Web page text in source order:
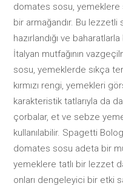
domates sosu, yemeklere
bir armağandır. Bu
hazırlandığı ve
İtalyan mutfağının
sosu, yemeklerde sıkça
kırmızı rengi, yemekleri
karakteristik tatlarıyla da
çorbalar, et ve sebze
kullanılabilir. Spagetti
domates sosu adeta bir
yemeklere tatlı bir lezzet
onları dengeleyici bir etki